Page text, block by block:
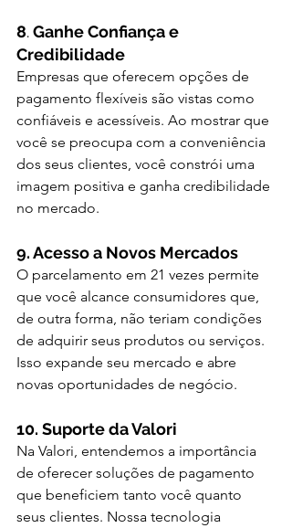
8. Ganhe Confiança e
Credibilidade
Empresas que oferecem opções de
pagamento flexíveis são vistas como
confiáveis e acessíveis. Ao mostrar que
você se preocupa com a conveniência
dos seus clientes, você constrói uma
imagem positiva e ganha credibilidade
no mercado.
9. Acesso a Novos Mercados
O parcelamento em 21 vezes permite
que você alcance consumidores que,
de outra forma, não teriam condições
de adquirir seus produtos ou serviços.
Isso expande seu mercado e abre
novas oportunidades de negócio.
10. Suporte da Valori
Na Valori, entendemos a importância
de oferecer soluções de pagamento
que beneficiem tanto você quanto
seus clientes. Nossa tecnologia